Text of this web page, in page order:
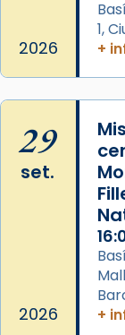
les
a la “Missa
pontifici,
duració
processó
del temple
Des de
diablesses
gran a
«Si vols
Santes a
2026
1,
+
29
set.
2026
+